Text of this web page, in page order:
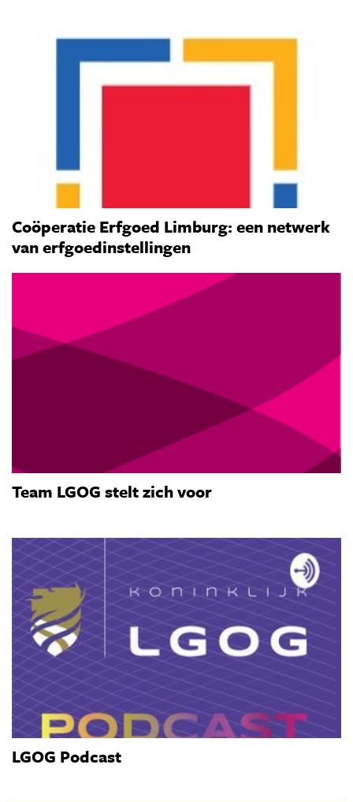
Coöperatie Erfgoed Limburg: een netwerk
van erfgoedinstellingen
Team LGOG stelt zich voor
LGOG Podcast